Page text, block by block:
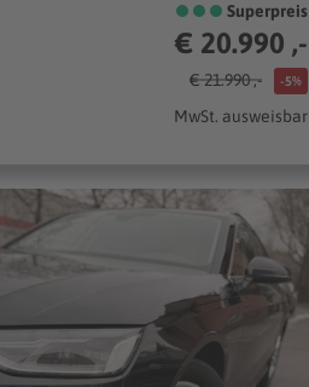
Superpreis
€ 20.990 ,-
€ 21.990 ,- -5%
MwSt. ausweisbar